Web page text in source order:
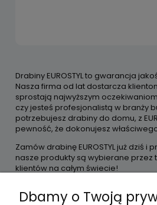
Drabiny EUROSTYL to gwarancja
Nasza firma od lat dostarcza
sprostają najwyższym
czy jesteś profesjonalistą w branży
potrzebujesz drabiny do domu, z
pewność, że dokonujesz
Zamów drabinę EUROSTYL już dziś i
nasze produkty są wybierane
klientów na całym świecie!
Dbamy o Twoją